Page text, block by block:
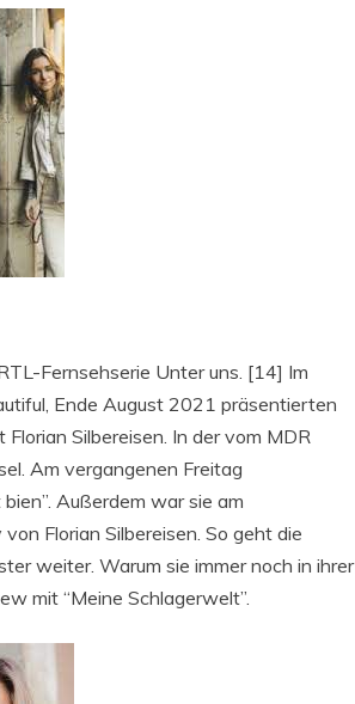
Fernsehserie Unter uns. [14] Im
Ende August 2021 präsentierten
Silbereisen. In der vom MDR
Am vergangenen Freitag
Außerdem war sie am
Florian Silbereisen. So geht die
weiter. Warum sie immer noch in ihrer
mit “Meine Schlagerwelt”.